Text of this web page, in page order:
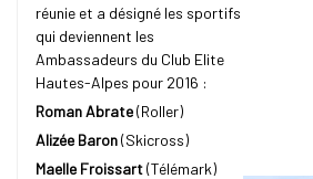
réunie et a désigné les sportifs
qui deviennent les
Ambassadeurs du Club Elite
Hautes-Alpes pour 2016 :
Roman Abrate(Roller)
Alizée Baron(Skicross)
Maelle Froissart(Télémark)